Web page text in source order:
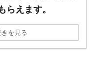
らえます。
きを見る